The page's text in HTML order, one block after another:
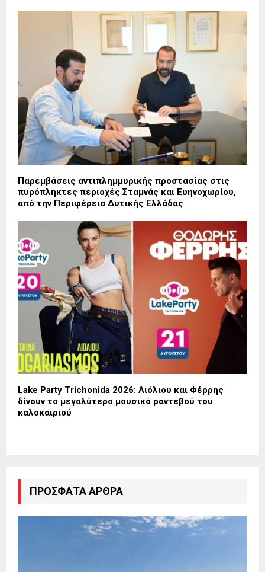
Παρεμβάσεις αντιπλημμυρικής προστασίας στις
πυρόπληκτες περιοχές Σταμνάς και Ευηνοχωρίου,
από την Περιφέρεια Δυτικής Ελλάδας
Lake Party Trichonida 2026: Λιόλιου και Φέρρης
δίνουν το μεγαλύτερο μουσικό ραντεβού του
καλοκαιριού
ΠΡΌΣΦΑΤΑ ΆΡΘΡΑ